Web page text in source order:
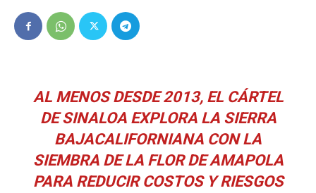
AL MENOS DESDE 2013, EL CÁRTEL
DE SINALOA EXPLORA LA SIERRA
BAJACALIFORNIANA CON LA
SIEMBRA DE LA FLOR DE AMAPOLA
PARA REDUCIR COSTOS Y RIESGOS